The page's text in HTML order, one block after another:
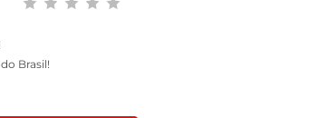
Brasil!